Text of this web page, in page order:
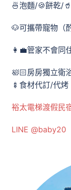
🍜泡麵/🍪餅乾/
🐶可攜帶寵物（
👩‍💼管家不會同
🛀🏻房房獨立衛
🍢食材代訂/代烤
裕太電梯渡假民
LINE @baby20